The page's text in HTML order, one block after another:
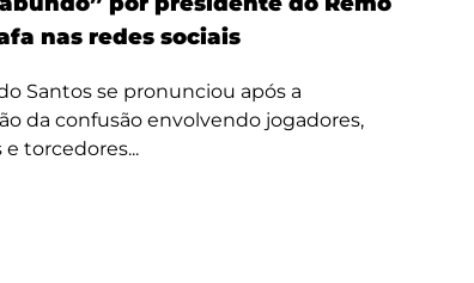
nas redes sociais
Santos se pronunciou após a
da confusão envolvendo jogadores,
torcedores...